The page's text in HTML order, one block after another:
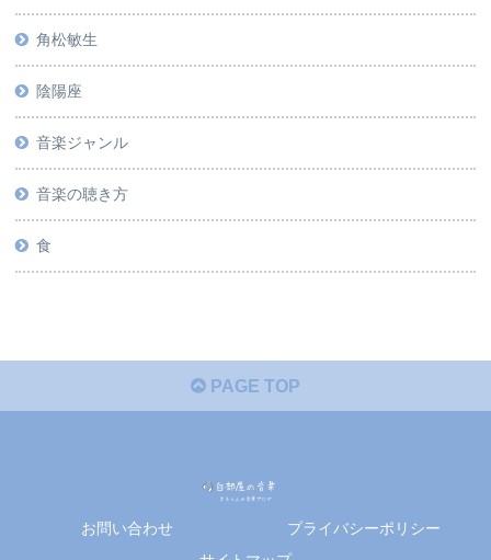
角松敏生
陰陽座
音楽ジャンル
音楽の聴き方
食
PAGE TOP
お問い合わせ
プライバシーポリシー